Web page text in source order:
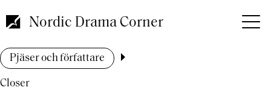
till
huvudinnehåll
Nordic Drama Corner
Länkstig
Pjäser och författare
Closer